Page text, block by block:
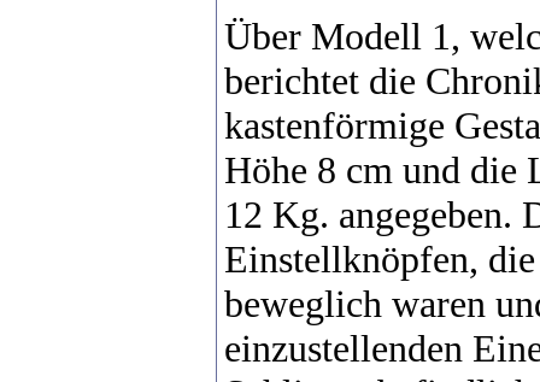
Über Modell 1,
berichtet die
kastenförmige
Höhe 8 cm und die
12 Kg. angegeben.
Einstellknöpfen,
beweglich waren
einzustellenden